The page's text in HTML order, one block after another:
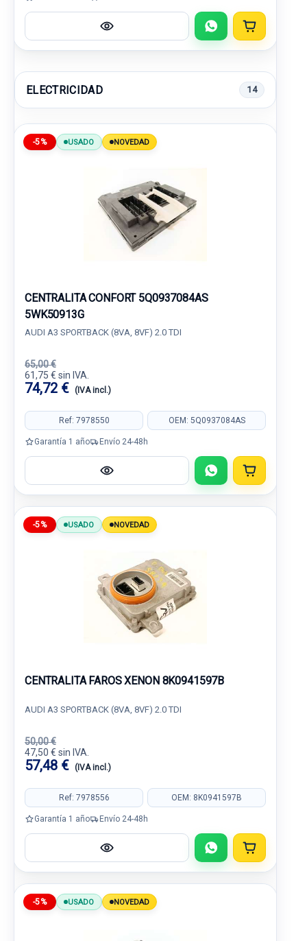
ELECTRICIDAD 14
-5% USADO NOVEDAD
CENTRALITA CONFORT 5Q0937084AS
5WK50913G
AUDI A3 SPORTBACK (8VA, 8VF) 2.0 TDI
65,00 €
61,75 € sin IVA.
74,72 € (IVA incl.)
Ref: 7978550 OEM: 5Q0937084AS
Garantía 1 año Envío 24-48h
-5% USADO NOVEDAD
CENTRALITA FAROS XENON 8K0941597B
AUDI A3 SPORTBACK (8VA, 8VF) 2.0 TDI
50,00 €
47,50 € sin IVA.
57,48 € (IVA incl.)
Ref: 7978556 OEM: 8K0941597B
Garantía 1 año Envío 24-48h
-5% USADO NOVEDAD